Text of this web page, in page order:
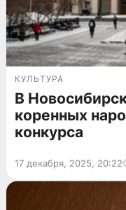
КУЛЬТУРА
В
коренных
конкурса
17 декабря, 2025, 20:22